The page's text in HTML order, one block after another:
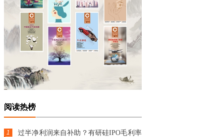
阅读热榜
1
过半净利润来自补助？有研硅IPO毛利率